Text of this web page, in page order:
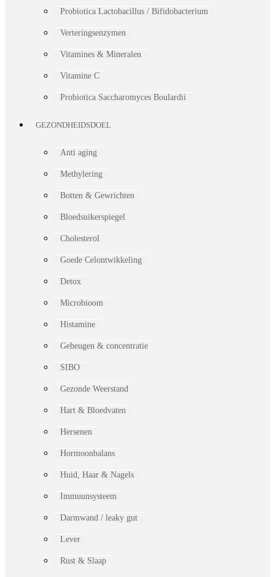
Probiotica Lactobacillus / Bifidobacterium
Verteringsenzymen
Vitamines & Mineralen
Vitamine C
Probiotica Saccharomyces Boulardii
GEZONDHEIDSDOEL
Anti aging
Methylering
Botten & Gewrichten
Bloedsuikerspiegel
Cholesterol
Goede Celontwikkeling
Detox
Microbioom
Histamine
Geheugen & concentratie
SIBO
Gezonde Weerstand
Hart & Bloedvaten
Hersenen
Hormoonbalans
Huid, Haar & Nagels
Immuunsysteem
Darmwand / leaky gut
Lever
Rust & Slaap